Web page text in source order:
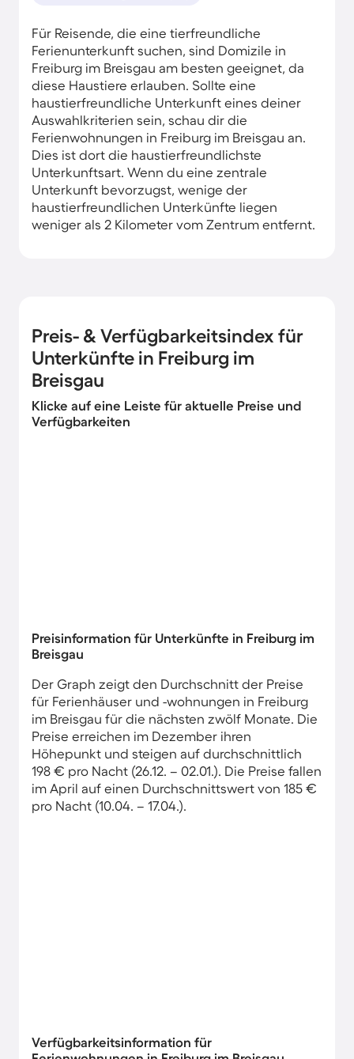
Für Reisende, die eine tierfreundliche
Ferienunterkunft suchen, sind Domizile in
Freiburg im Breisgau am besten geeignet, da
diese Haustiere erlauben. Sollte eine
haustierfreundliche Unterkunft eines deiner
Auswahlkriterien sein, schau dir die
Ferienwohnungen in Freiburg im Breisgau an.
Dies ist dort die haustierfreundlichste
Unterkunftsart. Wenn du eine zentrale
Unterkunft bevorzugst, wenige der
haustierfreundlichen Unterkünfte liegen
weniger als 2 Kilometer vom Zentrum entfernt.
Preis- & Verfügbarkeitsindex für
Unterkünfte in Freiburg im
Breisgau
Klicke auf eine Leiste für aktuelle Preise und
Verfügbarkeiten
Preisinformation für Unterkünfte in Freiburg im
Breisgau
Der Graph zeigt den Durchschnitt der Preise
für Ferienhäuser und -wohnungen in Freiburg
im Breisgau für die nächsten zwölf Monate. Die
Preise erreichen im Dezember ihren
Höhepunkt und steigen auf durchschnittlich
198 € pro Nacht (26.12. – 02.01.). Die Preise fallen
im April auf einen Durchschnittswert von 185 €
pro Nacht (10.04. – 17.04.).
Verfügbarkeitsinformation für